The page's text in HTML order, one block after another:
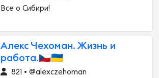
Все о Сибири!
Алекс Чехоман. Жизнь и
работа.🇨🇿🇺🇦
821 • @alexczehoman